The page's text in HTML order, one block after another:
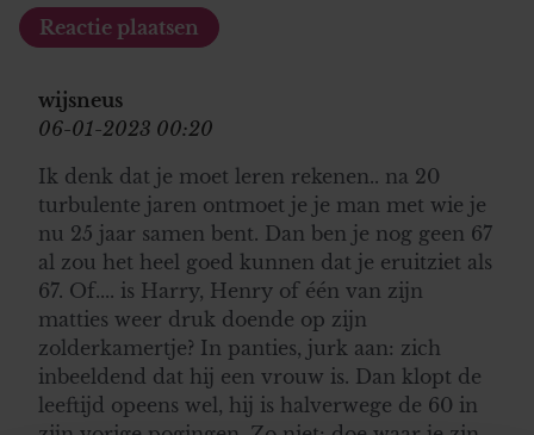
wijsneus
06-01-2023 00:20
Ik denk dat je moet leren rekenen.. na 20
turbulente jaren ontmoet je je man met wie je
nu 25 jaar samen bent. Dan ben je nog geen 67
al zou het heel goed kunnen dat je eruitziet als
67. Of.... is Harry, Henry of één van zijn
matties weer druk doende op zijn
zolderkamertje? In panties, jurk aan: zich
inbeeldend dat hij een vrouw is. Dan klopt de
leeftijd opeens wel, hij is halverwege de 60 in